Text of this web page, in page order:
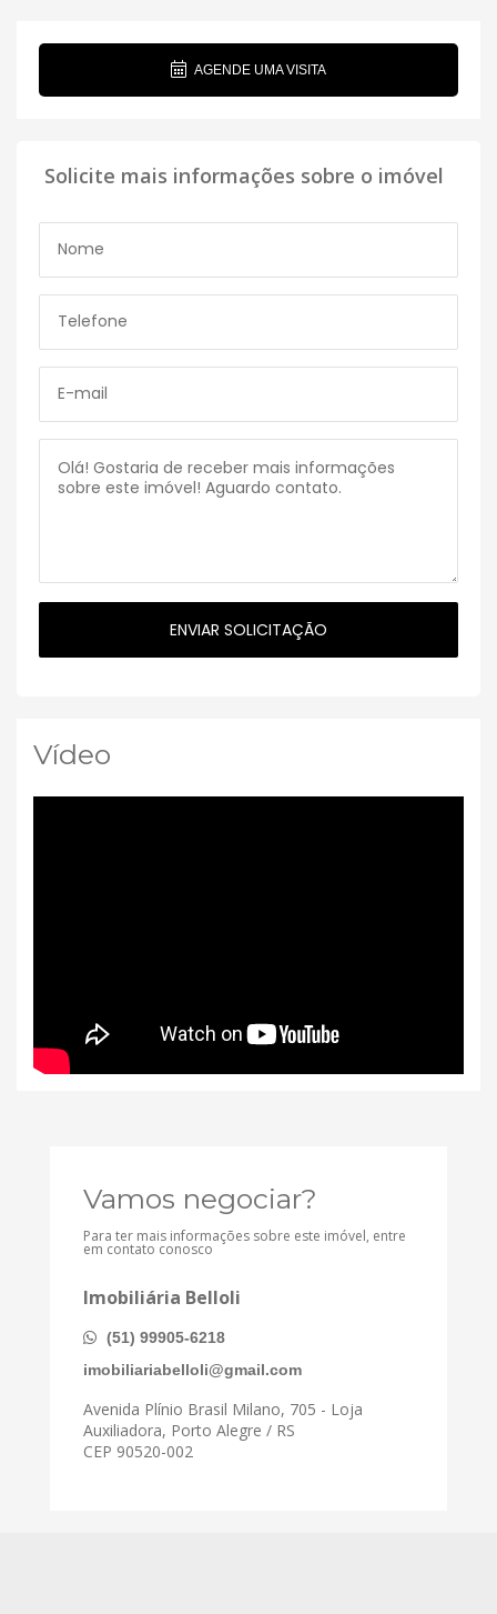
AGENDE UMA VISITA
Solicite mais informações sobre o imóvel
Vídeo
Vamos negociar?
Para ter mais informações sobre este imóvel, entre
em contato conosco
Imobiliária Belloli
(51) 99905-6218
imobiliariabelloli@gmail.com
Avenida Plínio Brasil Milano, 705 - Loja
Auxiliadora, Porto Alegre / RS
CEP 90520-002